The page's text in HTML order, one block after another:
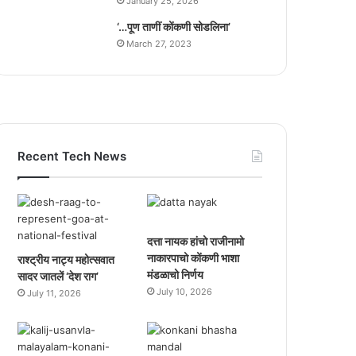
‘…पूण ताणीं कोंकणी सोडलिना’
March 27, 2023
Recent Tech News
राश्ट्रीय नाट्य महोत्सवात
सादर जातलें ‘देश राग’
July 11, 2026
दत्ता नायक हांचो राजीनामो
नाकारपाचो कोंकणी भाशा
मंडळाचो निर्णय
July 10, 2026